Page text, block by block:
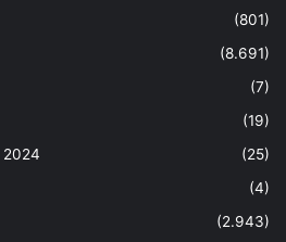
(801)
(8.691)
(7)
(19)
2024
(25)
(4)
(2.943)